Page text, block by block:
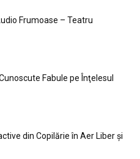
Frumoase – Teatru
Fabule pe Înţelesul
din Copilărie în Aer Liber şi